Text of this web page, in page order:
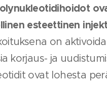
esteettinen
on
korjaus- ja
ovat lohesta